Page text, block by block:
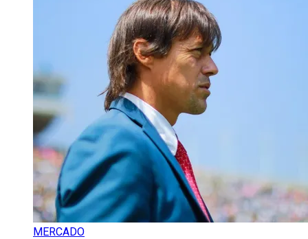
MERCADO